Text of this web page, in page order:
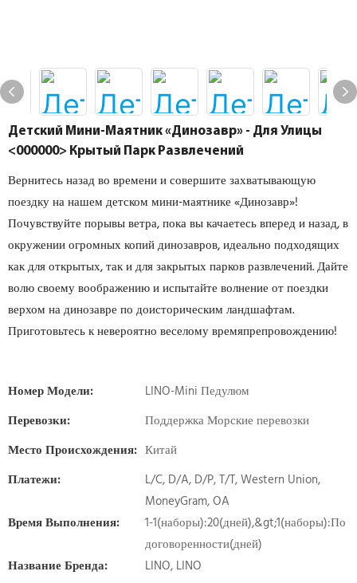
Детский Мини-Маятник «Динозавр» - Для Улицы
<000000> Крытый Парк Развлечений
Вернитесь назад во времени и совершите захватывающую
поездку на нашем детском мини-маятнике «Динозавр»!
Почувствуйте порывы ветра, пока вы качаетесь вперед и назад, в
окружении огромных копий динозавров, идеально подходящих
как для открытых, так и для закрытых парков развлечений. Дайте
волю своему воображению и испытайте волнение от поездки
верхом на динозавре по доисторическим ландшафтам.
Приготовьтесь к невероятно веселому времяпрепровождению!
Номер Модели:
LINO-Mini Педулюм
Перевозки:
Поддержка Морские перевозки
Место Происхождения: Китай
Платежи:
L/C, D/A, D/P, T/T, Western Union,
MoneyGram, OA
Время Выполнения:
1-1(наборы):20(дней),&gt;1(наборы):По
договоренности(дней)
Название Бренда:
LINO, LINO